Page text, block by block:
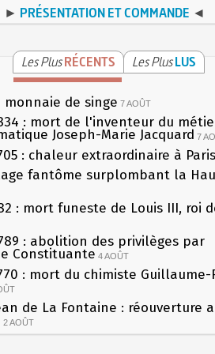
► PRÉSENTATION ET COMMANDE ◄
Les PlusRÉCENTS Les PlusLUS
monnaie de singe 7 AOÛT
: mort de l'inventeur du
Joseph-Marie Jacquard 7
: chaleur extraordinaire à Paris
fantôme surplombant la
: mort funeste de Louis III, roi
: abolition des privilèges par
Constituante 4 AOÛT
: mort du chimiste Guillaume-
de La Fontaine : réouverture
2 AOÛT
: Bonaparte est nommé